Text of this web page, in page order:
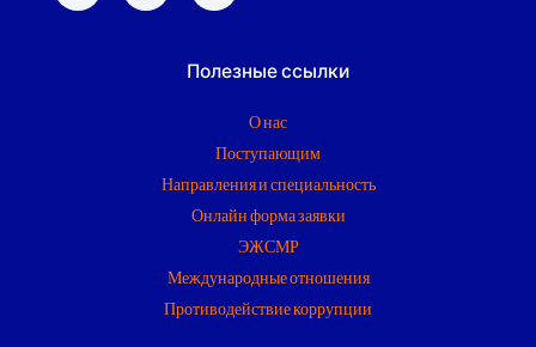
Полезные ссылки
О нас
Поступающим
Направления и специальность
Онлайн форма заявки
ЭЖСМР
Международные отношения
Противодействие коррупции